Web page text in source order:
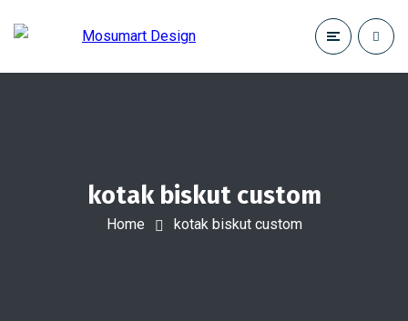
kotak biskut custom
Home kotak biskut custom